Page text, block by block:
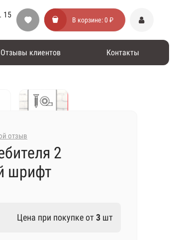
15
В корзине:0 ₽
Отзывы клиентов Контакты
отзыв
2
шрифт
Цена при покупке от 3 шт